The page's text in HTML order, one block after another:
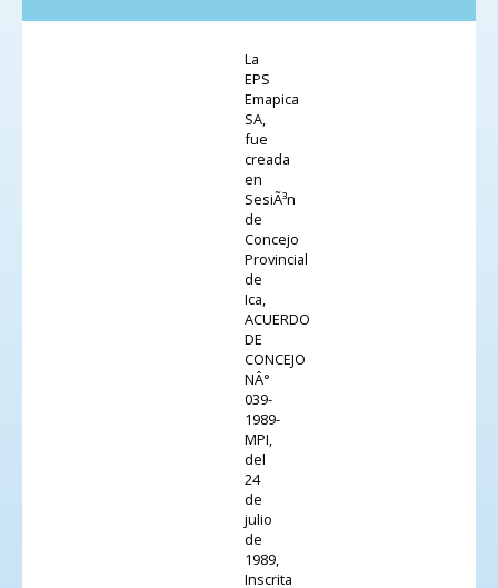
La
EPS
Emapica
SA,
fue
creada
en
SesiÃ³n
de
Concejo
Provincial
de
Ica,
ACUERDO
DE
CONCEJO
NÂ°
039-
1989-
MPI,
del
24
de
julio
de
1989,
Inscrita